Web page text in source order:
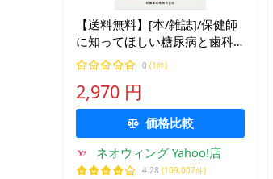
【送料無料】[本/雑誌]/保健師
に知ってほしい糖尿病と歯科
のこと (保健指導のカンどこ
ろ!)/西田亙/著
0 (1件)
2,970 円
価格比較
ネオウィング Yahoo!店
4.28 (109,007件)